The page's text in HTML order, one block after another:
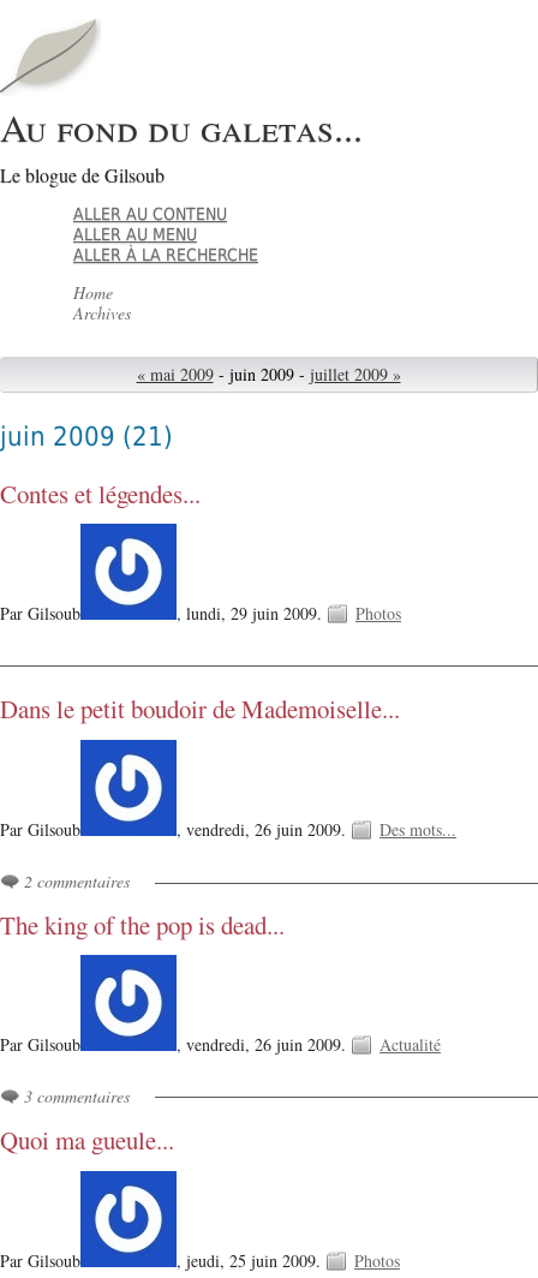
Au fond du galetas...
Le blogue de Gilsoub
ALLER AU CONTENU
ALLER AU MENU
ALLER À LA RECHERCHE
Home
Archives
« mai 2009- juin 2009 - juillet 2009 »
juin 2009 (21)
Contes et légendes...
Par Gilsoub , lundi, 29 juin 2009. Photos
Dans le petit boudoir de Mademoiselle...
Par Gilsoub , vendredi, 26 juin 2009. Des mots...
2 commentaires
The king of the pop is dead...
Par Gilsoub , vendredi, 26 juin 2009. Actualité
3 commentaires
Quoi ma gueule...
Par Gilsoub , jeudi, 25 juin 2009. Photos